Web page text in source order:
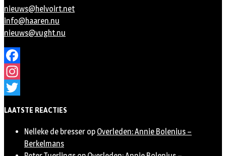
nieuws@helvoirt.net
info@haaren.nu
nieuws@vught.nu
Facebook
Instagram
LAATSTE REACTIES
Nelleke de bresser op Overleden: Annie Bolenius –
Berkelmans